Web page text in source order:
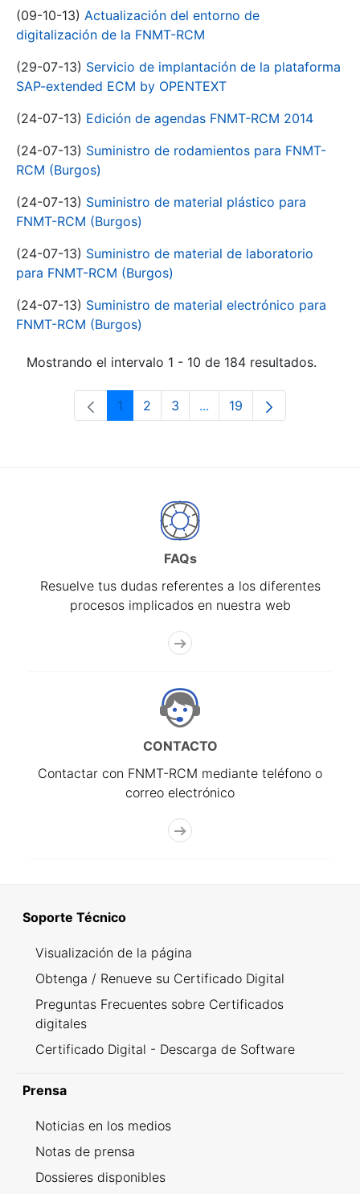
(09-10-13) Actualización del entorno de
digitalización de la FNMT-RCM
(29-07-13) Servicio de implantación de la plataforma
SAP-extended ECM by OPENTEXT
(24-07-13) Edición de agendas FNMT-RCM 2014
(24-07-13) Suministro de rodamientos para FNMT-
RCM (Burgos)
(24-07-13) Suministro de material plástico para
FNMT-RCM (Burgos)
(24-07-13) Suministro de material de laboratorio
para FNMT-RCM (Burgos)
(24-07-13) Suministro de material electrónico para
FNMT-RCM (Burgos)
Mostrando el intervalo 1 - 10 de 184 resultados.
Página
1 Página
2 Página
3 ...Páginas intermedias Use
Página
19
FAQs
Resuelve tus dudas referentes a los diferentes
procesos implicados en nuestra web
CONTACTO
Contactar con FNMT-RCM mediante teléfono o
correo electrónico
Soporte Técnico
Visualización de la página
Obtenga / Renueve su Certificado Digital
Preguntas Frecuentes sobre Certificados
digitales
Certificado Digital - Descarga de Software
Prensa
Noticias en los medios
Notas de prensa
Dossieres disponibles